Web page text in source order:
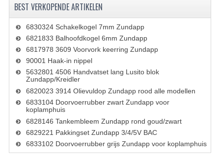
REMDELEN
VELGEN EN SPAKEN
ALUMINIUM VELGEN
CHROMEN VELGEN
SPAKEN
WIELEN DIVERSEN
SCHOKBREKERS
SLOTEN
BEST VERKOPENDE ARTIKELEN
6830324 Schakelkogel 7mm Zundapp
6821833 Balhoofdkogel 6mm Zundapp
6817978 3609 Voorvork keerring Zundapp
90001 Haak-in nippel
5632801 4506 Handvatset lang Lusito blok
Zundapp/Kreidler
6820023 3914 Olievuldop Zundapp rood alle modellen
6833104 Doorvoerrubber zwart Zundapp voor
koplamphuis
6828146 Tankembleem Zundapp rond goud/zwart
6829221 Pakkingset Zundapp 3/4/5V BAC
6833102 Doorvoerrubber grijs Zundapp voor koplamphuis